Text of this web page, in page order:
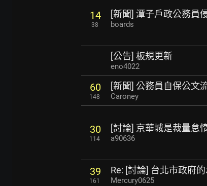
14
38
[新聞] 潭子戶政公務員
boards
[公告] 板規更新
eno4022
60
148
[新聞] 公務員自保公
Caroney
30
114
[討論] 京華城是裁量怠
a90636
39
161
Re: [討論] 台北市政府
Mercury0625